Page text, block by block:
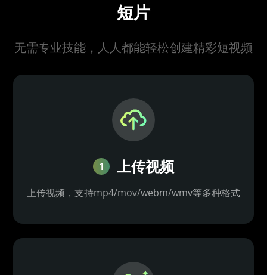
短片
无需专业技能，人人都能轻松创建精彩短视频
1 上传视频
上传视频，支持mp4/mov/webm/wmv等多种格式